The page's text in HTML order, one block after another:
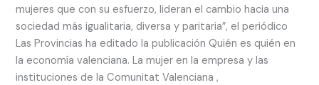
mujeres que con su esfuerzo, lideran el cambio hacia una
sociedad más igualitaria, diversa y paritaria”, el periódico
Las Provincias ha editado la publicación Quién es quién en
la economía valenciana. La mujer en la empresa y las
instituciones de la Comunitat Valenciana ,